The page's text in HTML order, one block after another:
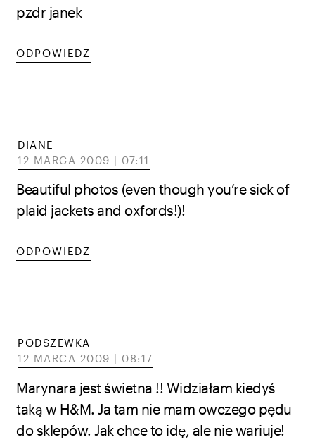
pzdr janek
ODPOWIEDZ
DIANE
12 MARCA 2009 | 07:11
Beautiful photos (even though you’re sick of
plaid jackets and oxfords!)!
ODPOWIEDZ
PODSZEWKA
12 MARCA 2009 | 08:17
Marynara jest świetna !! Widziałam kiedyś
taką w H&M. Ja tam nie mam owczego pędu
do sklepów. Jak chce to idę, ale nie wariuje!